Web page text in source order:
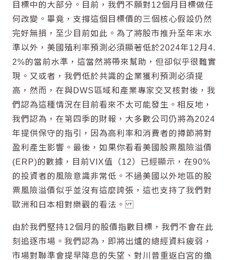
目標中的大部分。目前，我們不願對12個月目標做任
何改變。畢竟，支撐這個目標價的三個核心假設仍然
完好無損，至少目前如此。為了將股市推升至年末水
準以外，美國殖利率預測必須顯著低於2024年12月4.
2%的當前水準，這當然將帶來幫助，但卻似乎很難實
現。又或者，我們低於共識的企業獲利預測必須提
高，然而，在與DWS區域和產業專家交叉核對後，我
們認為這種情況在目前看來不太可能發生。相反地，
我們認為，在第四季的財報，大多數公司仍將為2024
年提供保守的指引，因為高利率和消費者的撙節將對
盈利產生影響。最後，如果你看看美國股票風險溢價
(ERP)的數據，目前VIX值（12）已經顯示，在90%
的投資者的風險意識非常低。不過美國以外地區的股
票風險溢價似乎並沒有這麼誇張，這也支持了我們對
歐洲和日本相對樂觀的看法。
由於我們堅持12個月的股價指數目標，我們不會在此
刻追逐市場。我們認為，即將出爐的總經資料疲弱，
市場對聯準會提早降息的失望、對川普重返白宮的擔